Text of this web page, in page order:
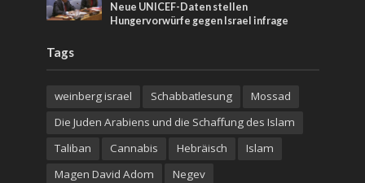
Neue UNICEF-Daten stellen
Hungervorwürfe gegen Israel infrage
Tags
weinberg israel Schabbatlesung
Mossad
Die Juden Arabiens und die Schaffung des Islam
Taliban
Cannabis Hebräisch
Islam
Magen David Adom
Negev